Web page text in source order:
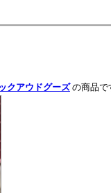
クアウドグーズの商品で